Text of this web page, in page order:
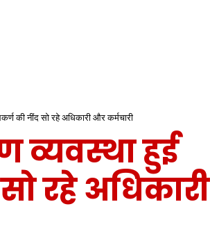
की नींद सो रहे अधिकारी और कर्मचारी
व्यवस्था हुई
रहे अधिकारी